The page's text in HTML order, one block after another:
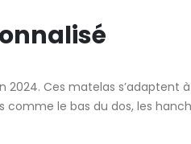
Ces matelas s’adaptent
le bas du dos, les